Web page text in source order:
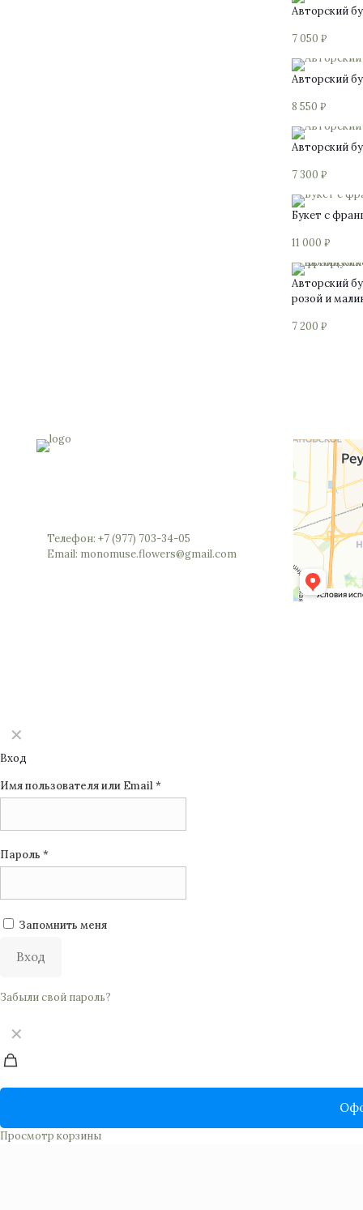
Авторский
7 050₽
Авторский
8 550₽
Авторский
7 300₽
Этот
товар
несколько
вариаций.
Опции
можно
выбрать
на
Букет с
11 000₽
Авторский
розой и
7 200₽
Телефон: +7 (977) 703-34-05
Email: monomuse.flowers@gmail.com
✕
Вход
Имя пользователя или Email*
Пароль *
Запомнить меня
Вход
Забыли свой пароль?
✕
Просмотр корзины